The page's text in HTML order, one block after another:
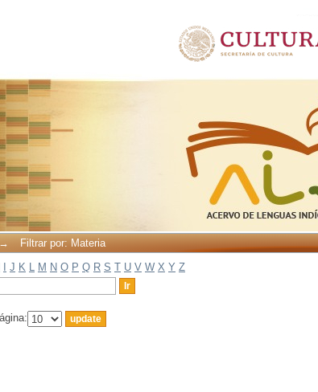
→
Filtrar por: Materia
J K L M N O P Q R S T U V W X Y Z